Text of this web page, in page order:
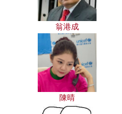
翁港成
陳晴